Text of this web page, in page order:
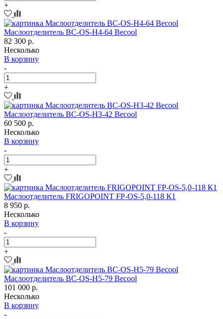
+
Маслоотделитель BC-OS-H4-64 Becool
82 300 р.
Несколько
В корзину
-
+
Маслоотделитель BC-OS-H3-42 Becool
60 500 р.
Несколько
В корзину
-
+
Маслоотделитель FRIGOPOINT FP-OS-5,0-118 К1
8 950 р.
Несколько
В корзину
-
+
Маслоотделитель BC-OS-H5-79 Becool
101 000 р.
Несколько
В корзину
-